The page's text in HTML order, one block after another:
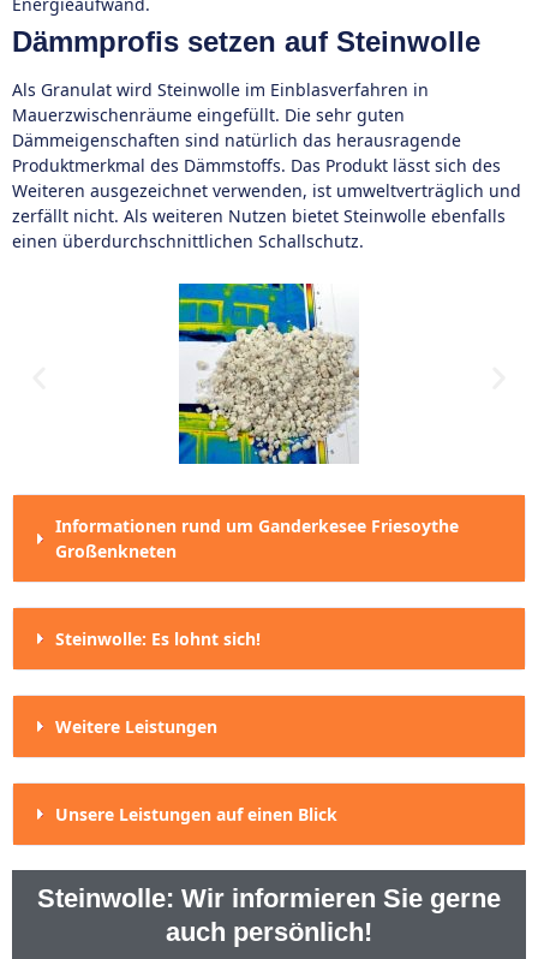
Dämmprofis setzen auf Steinwolle
Als Granulat wird Steinwolle im Einblasverfahren in
Mauerzwischenräume eingefüllt. Die sehr guten
Dämmeigenschaften sind natürlich das herausragende
Produktmerkmal des Dämmstoffs. Das Produkt lässt sich des
Weiteren ausgezeichnet verwenden, ist umweltverträglich und
zerfällt nicht. Als weiteren Nutzen bietet Steinwolle ebenfalls
einen überdurchschnittlichen Schallschutz.
Informationen rund um Ganderkesee Friesoythe
Großenkneten
Steinwolle: Es lohnt sich!
Weitere Leistungen
Unsere Leistungen auf einen Blick
Steinwolle: Wir informieren Sie gerne
auch persönlich!